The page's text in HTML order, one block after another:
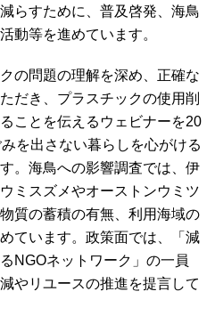
らすために、普及啓発、海鳥
動等を進めています。
の問題の理解を深め、正確な
だき、プラスチックの使用削
ことを伝えるウェビナーを20
を出さない暮らしを心がける
。海鳥への影響調査では、伊
ミスズメやオーストンウミツ
質の蓄積の有無、利用海域の
ています。政策面では、「減
NGOネットワーク」の一員
やリユースの推進を提言して